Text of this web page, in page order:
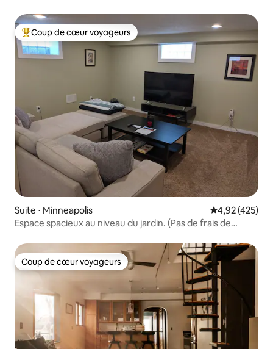
Coups de cœur voyageurs les plus appréciés
Coup de cœur voyageurs
Suite ⋅ Minneapolis Évaluation
4,92 (425)
Espace spacieux au niveau du jardin. (Pas de frais de
Coup de cœur voyageurs
Coup de cœur voyageurs